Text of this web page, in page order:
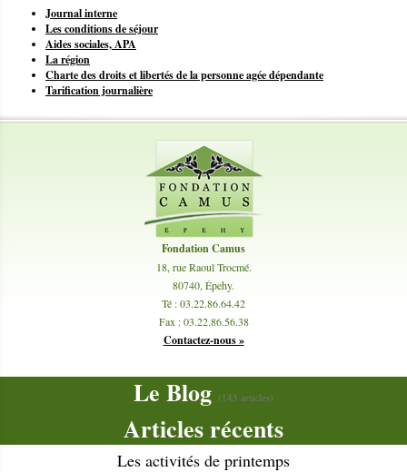
La région
Charte des droits et libertés de la personne agée dépendante
Tarification journalière
Journal interne
Les conditions de séjour
Aides sociales, APA
La région
Charte des droits et libertés de la personne agée dépendante
Tarification journalière
Fondation Camus
18, rue Raoul Trocmé.
80740, Épehy.
Té :03.22.86.64.42
Fax :03.22.86.56.38
Contactez-nous »
Le Blog (143 articles)
Articles récents
Les activités de printemps